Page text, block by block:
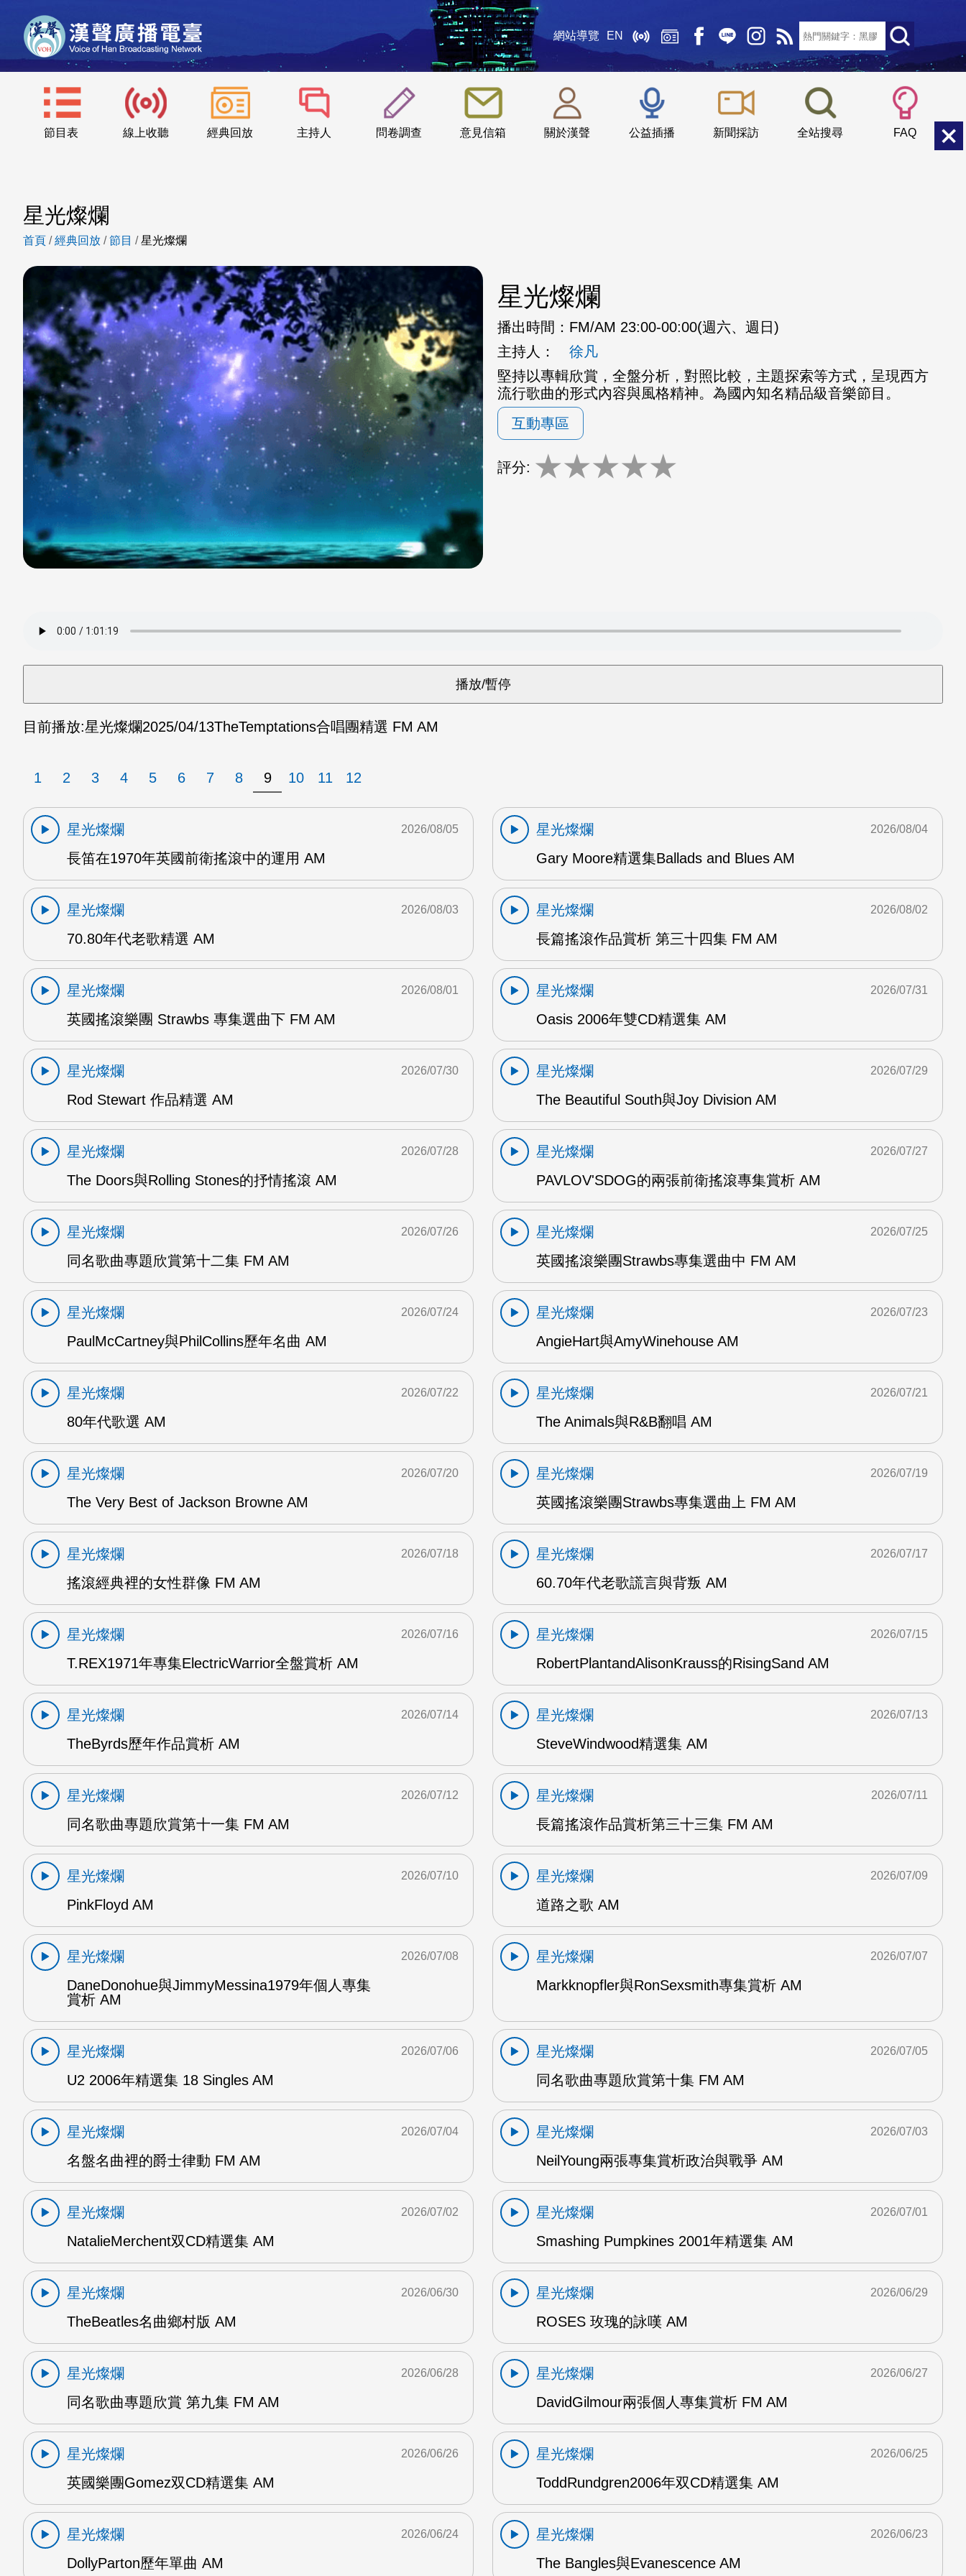
網站導覽 EN
節目表 線上收聽 經典回放 主持人 問卷調查 意見信箱 關於漢聲 公益插播 新聞採訪 全站搜尋 FAQ
::: 小 中
星光燦爛
首頁 /經典回放 /節目 /星光燦爛
星光燦爛
播出時間： FM/AM 23:00-00:00(週六、週日)
主持人：
徐凡
堅持以專輯欣賞，全盤分析，對照比較，主題探索等方式，呈現西方
流行歌曲的形式內容與風格精神。為國內知名精品級音樂節目。
互動專區
評分: ★★★★★
目前播放:星光燦爛2025/04/13TheTemptations合唱團精選 FM AM
1 2 3 4 5 6 7 8 9 10 11 12
星光燦爛
長笛在1970年英國前衛搖滾中的運用 AM
2026/08/05
星光燦爛
Gary Moore精選集Ballads and Blues AM
2026/08/04
星光燦爛
70.80年代老歌精選 AM
2026/08/03
星光燦爛
長篇搖滾作品賞析 第三十四集 FM AM
2026/08/02
星光燦爛
英國搖滾樂團 Strawbs 專集選曲下 FM AM
2026/08/01
星光燦爛
Oasis 2006年雙CD精選集 AM
2026/07/31
星光燦爛
Rod Stewart 作品精選 AM
2026/07/30
星光燦爛
The Beautiful South與Joy Division AM
2026/07/29
星光燦爛
The Doors與Rolling Stones的抒情搖滾 AM
2026/07/28
星光燦爛
PAVLOV'SDOG的兩張前衛搖滾專集賞析 AM
2026/07/27
星光燦爛
同名歌曲專題欣賞第十二集 FM AM
2026/07/26
星光燦爛
英國搖滾樂團Strawbs專集選曲中 FM AM
2026/07/25
星光燦爛
PaulMcCartney與PhilCollins歷年名曲 AM
2026/07/24
星光燦爛
AngieHart與AmyWinehouse AM
2026/07/23
星光燦爛
80年代歌選 AM
2026/07/22
星光燦爛
The Animals與R&B翻唱 AM
2026/07/21
星光燦爛
The Very Best of Jackson Browne AM
2026/07/20
星光燦爛
英國搖滾樂團Strawbs專集選曲上 FM AM
2026/07/19
星光燦爛
搖滾經典裡的女性群像 FM AM
2026/07/18
星光燦爛
60.70年代老歌謊言與背叛 AM
2026/07/17
星光燦爛
T.REX1971年專集ElectricWarrior全盤賞析 AM
2026/07/16
星光燦爛
RobertPlantandAlisonKrauss的RisingSand AM
2026/07/15
星光燦爛
TheByrds歷年作品賞析 AM
2026/07/14
星光燦爛
SteveWindwood精選集 AM
2026/07/13
星光燦爛
同名歌曲專題欣賞第十一集 FM AM
2026/07/12
星光燦爛
長篇搖滾作品賞析第三十三集 FM AM
2026/07/11
星光燦爛
PinkFloyd AM
2026/07/10
星光燦爛
道路之歌 AM
2026/07/09
星光燦爛
DaneDonohue與JimmyMessina1979年個人專集
賞析 AM
2026/07/08
星光燦爛
Markknopfler與RonSexsmith專集賞析 AM
2026/07/07
星光燦爛
U2 2006年精選集 18 Singles AM
2026/07/06
星光燦爛
同名歌曲專題欣賞第十集 FM AM
2026/07/05
星光燦爛
名盤名曲裡的爵士律動 FM AM
2026/07/04
星光燦爛
NeilYoung兩張專集賞析政治與戰爭 AM
2026/07/03
星光燦爛
NatalieMerchent双CD精選集 AM
2026/07/02
星光燦爛
Smashing Pumpkines 2001年精選集 AM
2026/07/01
星光燦爛
TheBeatles名曲鄉村版 AM
2026/06/30
星光燦爛
ROSES 玫瑰的詠嘆 AM
2026/06/29
星光燦爛
同名歌曲專題欣賞 第九集 FM AM
2026/06/28
星光燦爛
DavidGilmour兩張個人專集賞析 FM AM
2026/06/27
星光燦爛
英國樂團Gomez双CD精選集 AM
2026/06/26
星光燦爛
ToddRundgren2006年双CD精選集 AM
2026/06/25
星光燦爛
DollyParton歷年單曲 AM
2026/06/24
星光燦爛
The Bangles與Evanescence AM
2026/06/23